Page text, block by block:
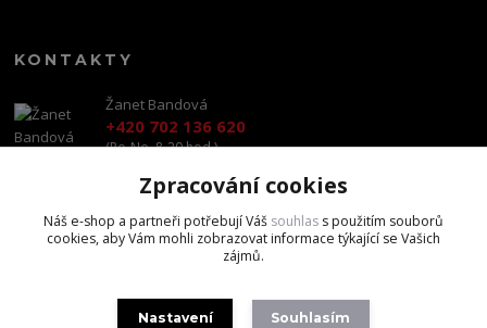
KONTAKTY
Žanet Bandová
+420 702 136 620
(Po-Ne, 8-20 hod.)
shop@brandscapital.cz
Zpracování cookies
Náš e-shop a partneři potřebují Váš souhlas s použitím souborů
cookies, aby Vám mohli zobrazovat informace týkající se Vašich
zájmů.
Nastavení Souhlasím